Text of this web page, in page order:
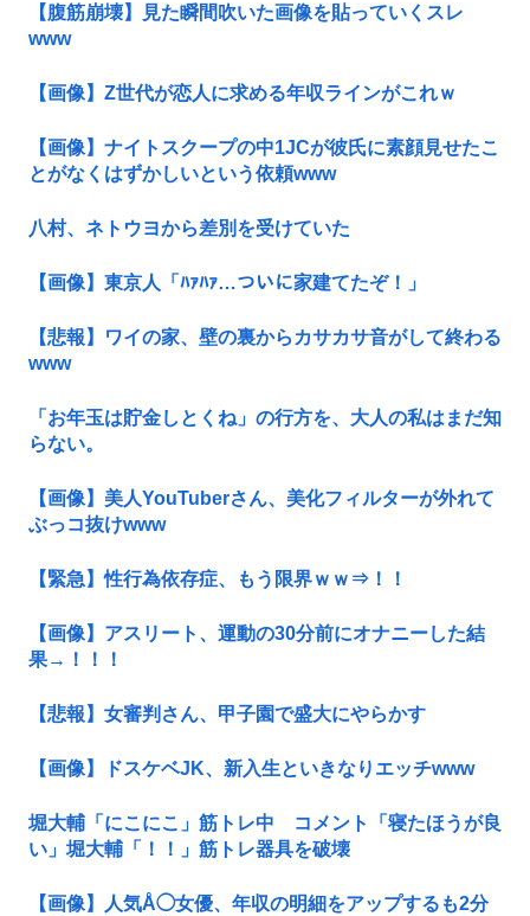
【腹筋崩壊】見た瞬間吹いた画像を貼っていくスレ
www
【画像】Z世代が恋人に求める年収ラインがこれｗ
【画像】ナイトスクープの中1JCが彼氏に素顔見せたこ
とがなくはずかしいという依頼www
八村、ネトウヨから差別を受けていた
【画像】東京人「ﾊｧﾊｧ…ついに家建てたぞ！」
【悲報】ワイの家、壁の裏からカサカサ音がして終わる
www
「お年玉は貯金しとくね」の行方を、大人の私はまだ知
らない。
【画像】美人YouTuberさん、美化フィルターが外れて
ぶっコ抜けwww
【緊急】性行為依存症、もう限界ｗｗ⇒！！
【画像】アスリート、運動の30分前にオナニーした結
果→！！！
【悲報】女審判さん、甲子園で盛大にやらかす
【画像】ドスケベJK、新入生といきなりエッチwww
堀大輔「にこにこ」筋トレ中 コメント「寝たほうが良
い」堀大輔「！！」筋トレ器具を破壊
【画像】人気Å◯女優、年収の明細をアップするも2分